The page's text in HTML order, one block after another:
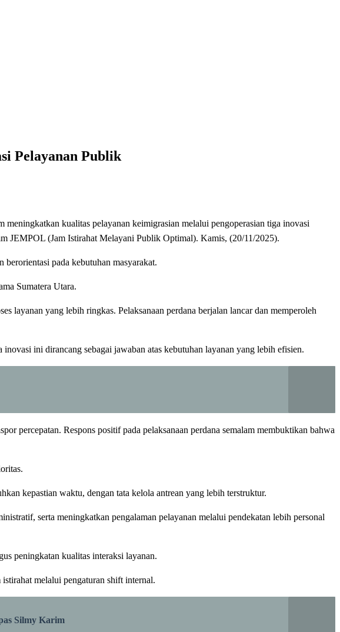
Pelayanan Publik
kualitas pelayanan keimigrasian melalui pengoperasian tiga inovasi
JEMPOL (Jam Istirahat Melayani Publik Optimal). Kamis, (20/11/2025).
pada kebutuhan masyarakat.
Sumatera Utara.
layanan yang lebih ringkas. Pelaksanaan perdana berjalan lancar dan memperoleh
ini dirancang sebagai jawaban atas kebutuhan layanan yang lebih efisien.
percepatan. Respons positif pada pelaksanaan perdana semalam membuktikan bahwa
kepastian waktu, dengan tata kelola antrean yang lebih terstruktur.
serta meningkatkan pengalaman pelayanan melalui pendekatan lebih personal
peningkatan kualitas interaksi layanan.
melalui pengaturan shift internal.
Silmy Karim